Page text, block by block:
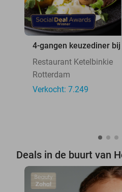
4-gangen keuzediner
Restaurant Ketelbinkie
Rotterdam
Verkocht: 7.249
Deals in de buurt van